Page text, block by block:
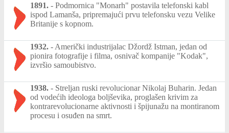
1891. - Podmornica "Monarh" postavila telefonski kabl
ispod Lamanša, pripremajući prvu telefonsku vezu Velike
Britanije s kopnom.
1932. - Američki industrijalac Džordž Istman, jedan od
pionira fotografije i filma, osnivač kompanije "Kodak",
izvršio samoubistvo.
1938. - Streljan ruski revolucionar Nikolaj Buharin. Jedan
od vodećih ideologa boljševika, proglašen krivim za
kontrarevolucionarne aktivnosti i špijunažu na montiranom
procesu i osuđen na smrt.